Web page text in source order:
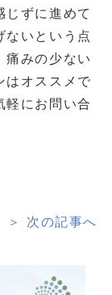
ずに進めて
ないという点
痛みの少ない
はオススメで
軽にお問い合
＞ 次の記事へ